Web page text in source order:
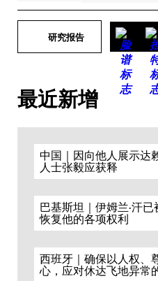
研究报告
最近新增
中国｜因向他人展示达
人士张毅应获释
巴基斯坦｜伊姆兰·汗
恢复他的各项权利
西班牙｜确保以人权、
心，应对休达飞地异常